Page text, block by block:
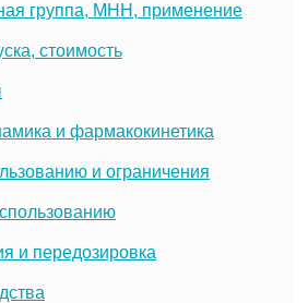
группа, МНН, применение
стоимость
и фармакокинетика
и ограничения
и передозировка